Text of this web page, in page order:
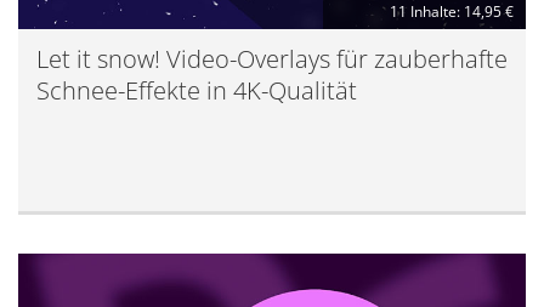
11 Inhalte: 14,95 €
Let it snow! Video-Overlays für zauberhafte
Schnee-Effekte in 4K-Qualität